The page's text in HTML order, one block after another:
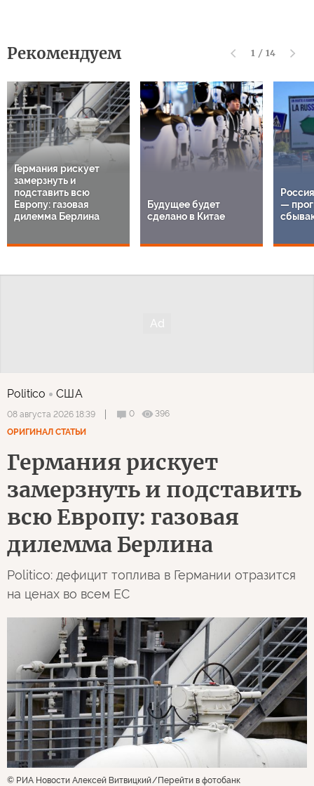
Рекомендуем 1 / 14
Германия рискует
замерзнуть и
подставить всю
Европу: газовая
дилемма Берлина
Будущее будет
сделано в Китае
—
Politico США
08 августа 2026 18:39 0
396
ОРИГИНАЛ СТАТЬИ
Германия рискует
замерзнуть и подставить
всю Европу: газовая
дилемма Берлина
Politico: дефицит топлива в Германии отразится
на ценах во всем ЕС
© РИА Новости Алексей Витвицкий Перейти в фотобанк